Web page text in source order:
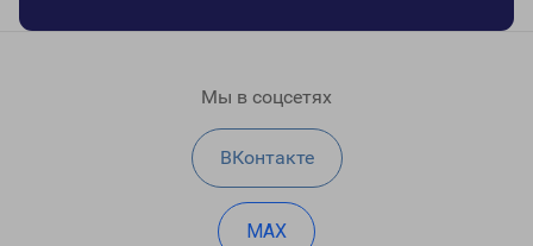
Мы в соцсетях
ВКонтакте
MAX